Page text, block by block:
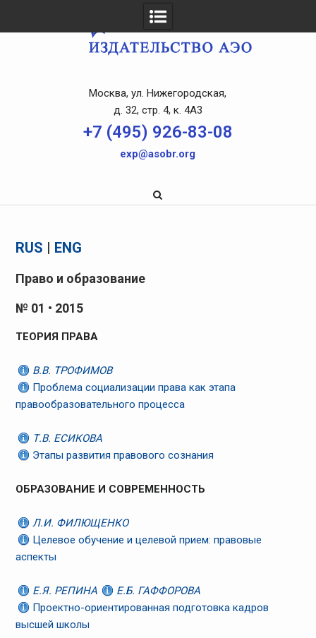
Москва, ул. Нижегородская,
д. 32, стр. 4, к. 4A3
+7 (495) 926-83-08
exp@asobr.org
RUS | ENG
Право и образование
№ 01 • 2015
ТЕОРИЯ ПРАВА
В.В. ТРОФИМОВ
Проблема социализации права как этапа
правообразовательного процесса
Т.В. ЕСИКОВА
Этапы развития правового сознания
ОБРАЗОВАНИЕ И СОВРЕМЕННОСТЬ
Л.И. ФИЛЮЩЕНКО
Целевое обучение и целевой прием: правовые
аспекты
Е.Я. РЕПИНА
Е.Б. ГАФФОРОВА
Проектно-ориентированная подготовка кадров
высшей школы